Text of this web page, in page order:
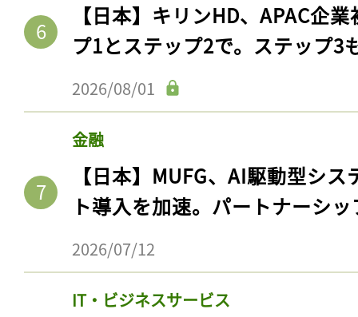
【日本】キリンHD、APAC企
プ1とステップ2で。ステップ3
2026/08/01
金融
【日本】MUFG、AI駆動型シ
ト導入を加速。パートナーシ
2026/07/12
IT・ビジネスサービス